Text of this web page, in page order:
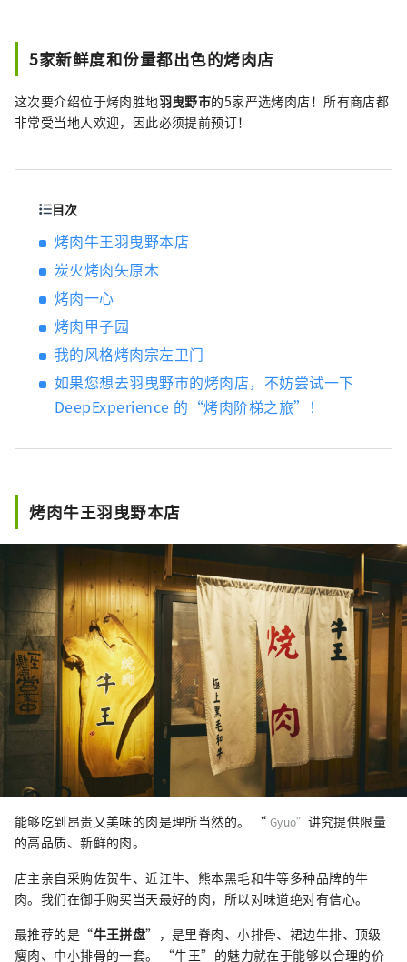
5家新鲜度和份量都出色的烤肉店
这次要介绍位于烤肉胜地羽曳野市的5家严选烤肉店！所有商店都
非常受当地人欢迎，因此必须提前预订！
目次
烤肉牛王羽曳野本店
炭火烤肉矢原木
烤肉一心
烤肉甲子园
我的风格烤肉宗左卫门
如果您想去羽曳野市的烤肉店，不妨尝试一下
DeepExperience 的“烤肉阶梯之旅”！
烤肉牛王羽曳野本店
能够吃到昂贵又美味的肉是理所当然的。 “ Gyuo” 讲究提供限量
的高品质、新鲜的肉。
店主亲自采购佐贺牛、近江牛、熊本黑毛和牛等多种品牌的牛
肉。我们在御手购买当天最好的肉，所以对味道绝对有信心。
最推荐的是“牛王拼盘”，是里脊肉、小排骨、裙边牛排、顶级
瘦肉、中小排骨的一套。 “牛王”的魅力就在于能够以合理的价